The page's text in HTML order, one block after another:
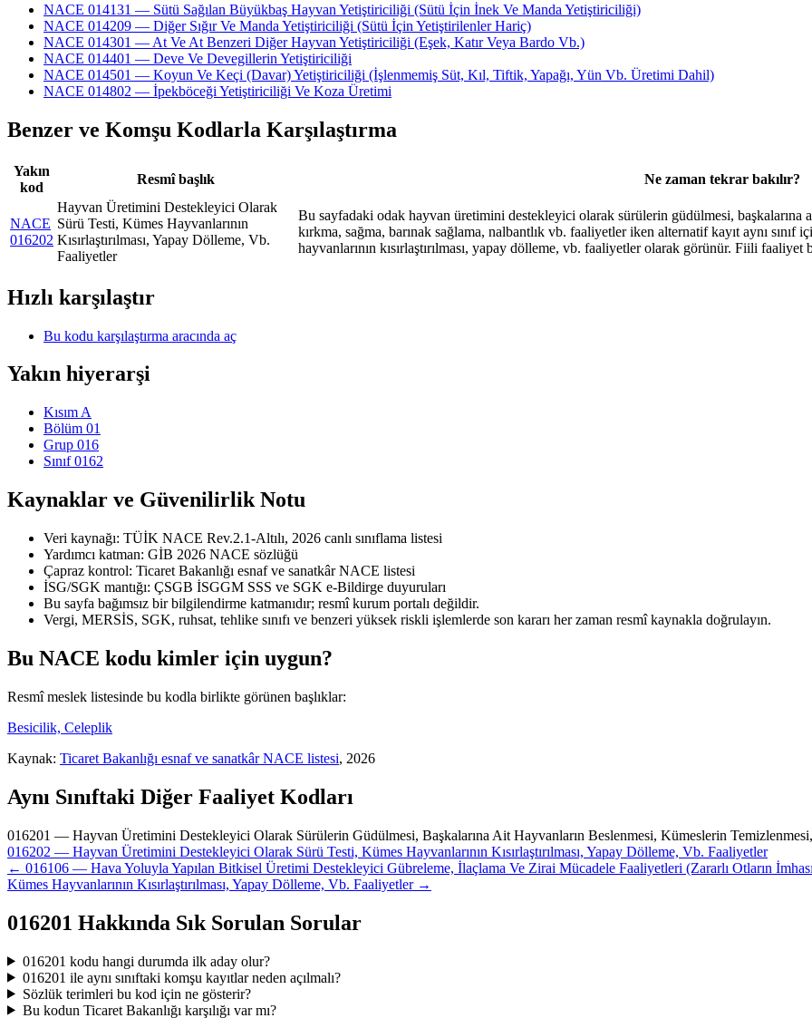
NACE 014131 — Sütü Sağılan Büyükbaş Hayvan Yetiştiriciliği (Sütü İçin İnek Ve Manda Yetiştiriciliği)
NACE 014209 — Diğer Sığır Ve Manda Yetiştiriciliği (Sütü İçin Yetiştirilenler Hariç)
NACE 014301 — At Ve At Benzeri Diğer Hayvan Yetiştiriciliği (Eşek, Katır Veya Bardo Vb.)
NACE 014401 — Deve Ve Devegillerin Yetiştiriciliği
NACE 014501 — Koyun Ve Keçi (Davar) Yetiştiriciliği (İşlenmemiş Süt, Kıl, Tiftik, Yapağı, Yün Vb. Üretimi Dahil)
NACE 014802 — İpekböceği Yetiştiriciliği Ve Koza Üretimi
Benzer ve Komşu Kodlarla Karşılaştırma
Yakın
kod
Resmî başlık Ne zaman tekrar bakılır?
NACE
016202
Hayvan Üretimini Destekleyici Olarak
Sürü Testi, Kümes Hayvanlarının
Kısırlaştırılması, Yapay Dölleme, Vb.
Faaliyetler
Bu sayfadaki odak hayvan üretimini destekleyici olarak sürülerin güdülmesi, başkalarına
kırkma, sağma, barınak sağlama, nalbantlık vb. faaliyetler iken alternatif kayıt aynı
hayvanlarının kısırlaştırılması, yapay dölleme, vb. faaliyetler olarak görünür. Fiili
Hızlı karşılaştır
Bu kodu karşılaştırma aracında aç
Yakın hiyerarşi
Kısım A
Bölüm 01
Grup 016
Sınıf 0162
Kaynaklar ve Güvenilirlik Notu
Veri kaynağı: TÜİK NACE Rev.2.1-Altılı, 2026 canlı sınıflama listesi
Yardımcı katman: GİB 2026 NACE sözlüğü
Çapraz kontrol: Ticaret Bakanlığı esnaf ve sanatkâr NACE listesi
İSG/SGK mantığı: ÇSGB İSGGM SSS ve SGK e-Bildirge duyuruları
Bu sayfa bağımsız bir bilgilendirme katmanıdır; resmî kurum portalı değildir.
Vergi, MERSİS, SGK, ruhsat, tehlike sınıfı ve benzeri yüksek riskli işlemlerde son kararı her zaman resmî kaynakla doğrulayın.
Bu NACE kodu kimler için uygun?
Resmî meslek listesinde bu kodla birlikte görünen başlıklar:
Besicilik, Celeplik
Kaynak: Ticaret Bakanlığı esnaf ve sanatkâr NACE listesi, 2026
Aynı Sınıftaki Diğer Faaliyet Kodları
016201 — Hayvan Üretimini Destekleyici Olarak Sürülerin Güdülmesi, Başkalarına Ait Hayvanların Beslenmesi, Kümeslerin
016202 — Hayvan Üretimini Destekleyici Olarak Sürü Testi, Kümes Hayvanlarının Kısırlaştırılması, Yapay Dölleme, Vb. Faaliyetler
← 016106 — Hava Yoluyla Yapılan Bitkisel Üretimi Destekleyici Gübreleme, İlaçlama Ve Zirai Mücadele Faaliyetleri (Zararlı Otların
Kümes Hayvanlarının Kısırlaştırılması, Yapay Dölleme, Vb. Faaliyetler →
016201 Hakkında Sık Sorulan Sorular
016201 kodu hangi durumda ilk aday olur?
016201 ile aynı sınıftaki komşu kayıtlar neden açılmalı?
Sözlük terimleri bu kod için ne gösterir?
Bu kodun Ticaret Bakanlığı karşılığı var mı?